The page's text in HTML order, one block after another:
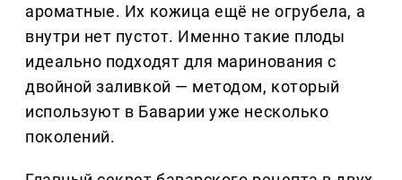
ароматные. Их кожица ещё не огрубела, а
внутри нет пустот. Именно такие плоды
идеально подходят для маринования с
двойной заливкой — методом, который
используют в Баварии уже несколько
поколений.